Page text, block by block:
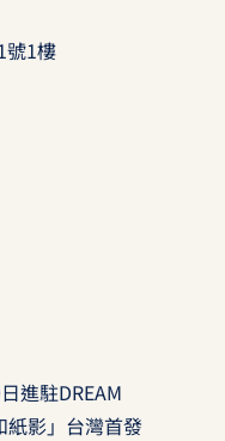
號1樓
進駐DREAM
影」台灣首發